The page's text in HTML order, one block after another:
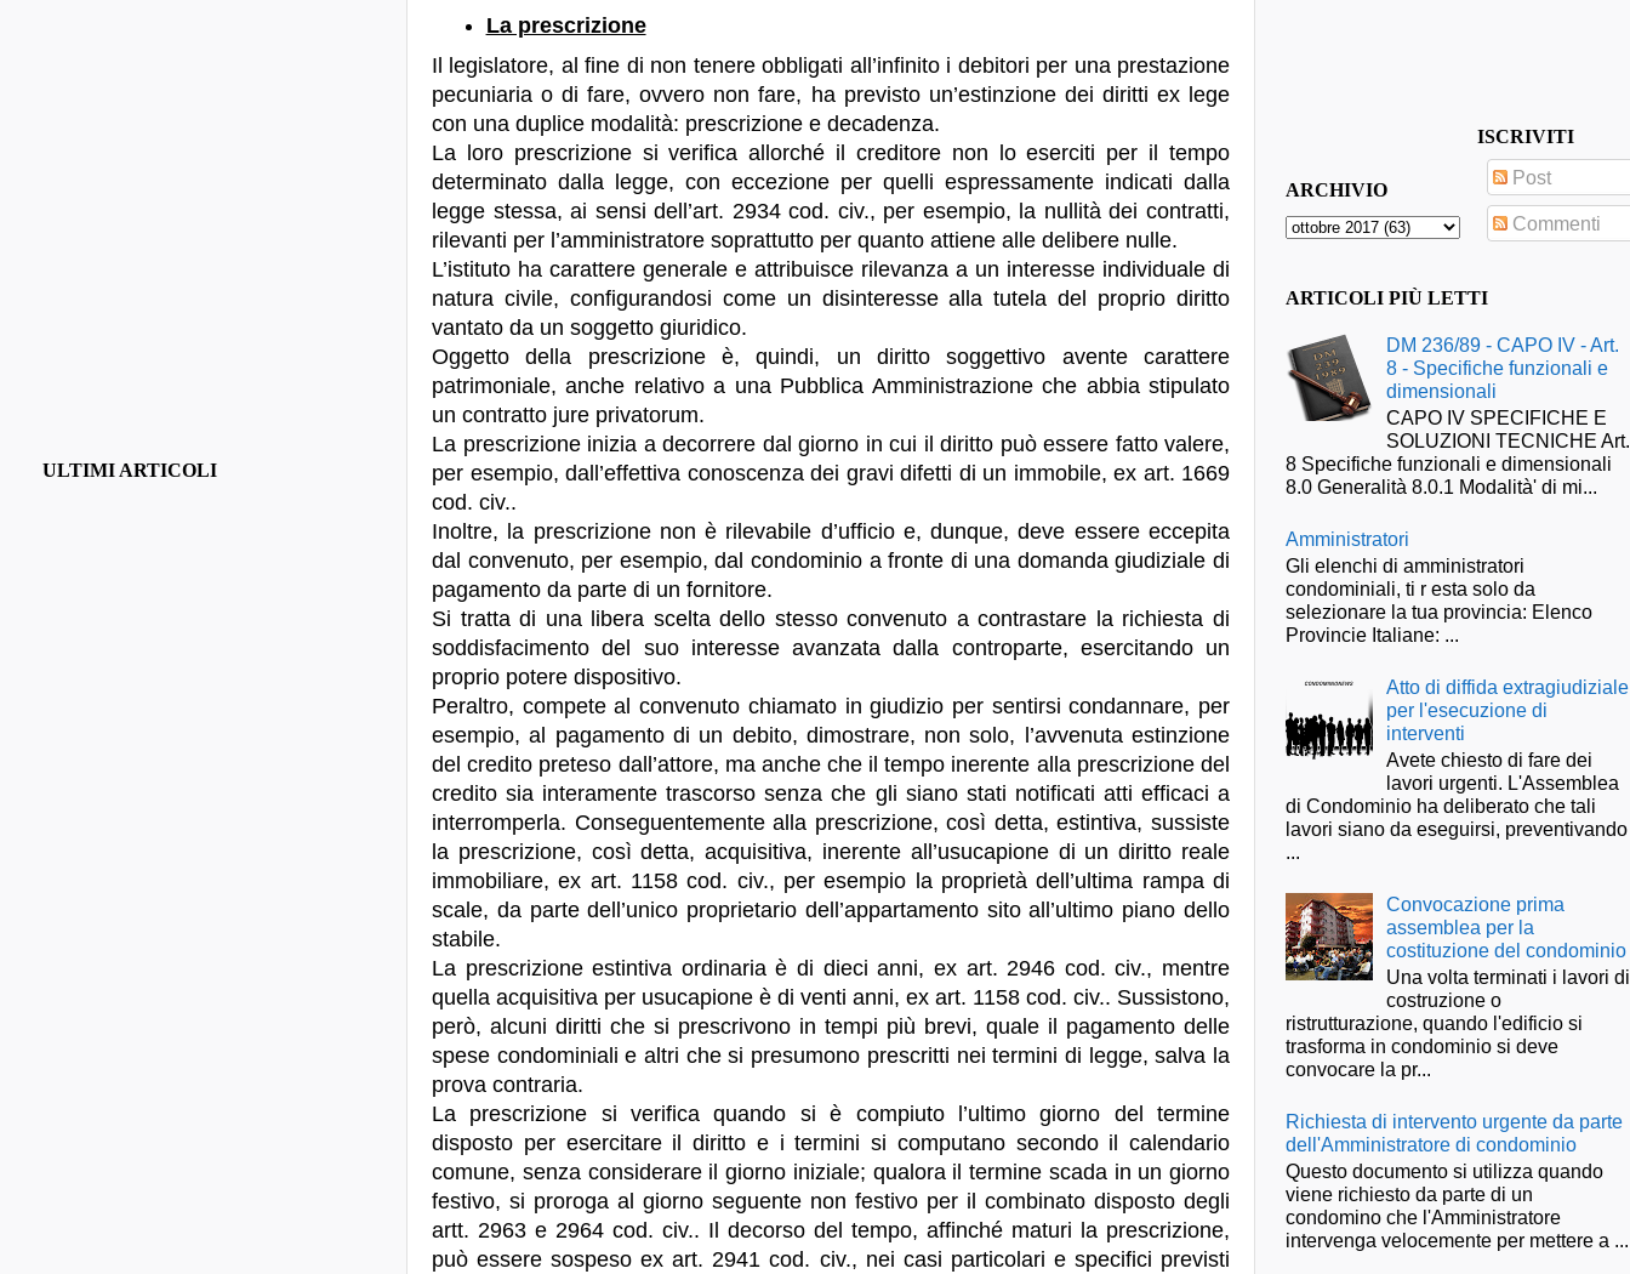
La prescrizione
Il legislatore, al fine di non tenere obbligati all’infinito i debitori per una prestazione
pecuniaria o di fare, ovvero non fare, ha previsto un’estinzione dei diritti ex lege
con una duplice modalità: prescrizione e decadenza.
La loro prescrizione si verifica allorché il creditore non lo eserciti per il tempo
determinato dalla legge, con eccezione per quelli espressamente indicati dalla
legge stessa, ai sensi dell’art. 2934 cod. civ., per esempio, la nullità dei contratti,
rilevanti per l’amministratore soprattutto per quanto attiene alle delibere nulle.
L’istituto ha carattere generale e attribuisce rilevanza a un interesse individuale di
natura civile, configurandosi come un disinteresse alla tutela del proprio diritto
vantato da un soggetto giuridico.
Oggetto della prescrizione è, quindi, un diritto soggettivo avente carattere
patrimoniale, anche relativo a una Pubblica Amministrazione che abbia stipulato
un contratto jure privatorum.
La prescrizione inizia a decorrere dal giorno in cui il diritto può essere fatto valere,
per esempio, dall’effettiva conoscenza dei gravi difetti di un immobile, ex art. 1669
cod. civ..
Inoltre, la prescrizione non è rilevabile d’ufficio e, dunque, deve essere eccepita
dal convenuto, per esempio, dal condominio a fronte di una domanda giudiziale di
pagamento da parte di un fornitore.
Si tratta di una libera scelta dello stesso convenuto a contrastare la richiesta di
soddisfacimento del suo interesse avanzata dalla controparte, esercitando un
proprio potere dispositivo.
Peraltro, compete al convenuto chiamato in giudizio per sentirsi condannare, per
esempio, al pagamento di un debito, dimostrare, non solo, l’avvenuta estinzione
del credito preteso dall’attore, ma anche che il tempo inerente alla prescrizione del
credito sia interamente trascorso senza che gli siano stati notificati atti efficaci a
interromperla. Conseguentemente alla prescrizione, così detta, estintiva, sussiste
la prescrizione, così detta, acquisitiva, inerente all’usucapione di un diritto reale
immobiliare, ex art. 1158 cod. civ., per esempio la proprietà dell’ultima rampa di
scale, da parte dell’unico proprietario dell’appartamento sito all’ultimo piano dello
stabile.
La prescrizione estintiva ordinaria è di dieci anni, ex art. 2946 cod. civ., mentre
quella acquisitiva per usucapione è di venti anni, ex art. 1158 cod. civ.. Sussistono,
però, alcuni diritti che si prescrivono in tempi più brevi, quale il pagamento delle
spese condominiali e altri che si presumono prescritti nei termini di legge, salva la
prova contraria.
La prescrizione si verifica quando si è compiuto l’ultimo giorno del termine
disposto per esercitare il diritto e i termini si computano secondo il calendario
comune, senza considerare il giorno iniziale; qualora il termine scada in un giorno
festivo, si proroga al giorno seguente non festivo per il combinato disposto degli
artt. 2963 e 2964 cod. civ.. Il decorso del tempo, affinché maturi la prescrizione,
può essere sospeso ex art. 2941 cod. civ., nei casi particolari e specifici previsti
ULTIMI ARTICOLI
ARCHIVIO
ISCRIVITI
Post
Commenti
ARTICOLI PIÙ LETTI
DM 236/89 - CAPO IV - Art.
8 - Specifiche funzionali e
dimensionali
CAPO IV SPECIFICHE E
SOLUZIONI TECNICHE Art.
8 Specifiche funzionali e dimensionali
8.0 Generalità 8.0.1 Modalità' di mi...
Amministratori
Gli elenchi di amministratori
condominiali, ti r esta solo da
selezionare la tua provincia: Elenco
Provincie Italiane: ...
Atto di diffida extragiudiziale
per l'esecuzione di
interventi
Avete chiesto di fare dei
lavori urgenti. L'Assemblea
di Condominio ha deliberato che tali
lavori siano da eseguirsi, preventivando
...
Convocazione prima
assemblea per la
costituzione del condominio
Una volta terminati i lavori di
costruzione o
ristrutturazione, quando l'edificio si
trasforma in condominio si deve
convocare la pr...
Richiesta di intervento urgente da parte
dell'Amministratore di condominio
Questo documento si utilizza quando
viene richiesto da parte di un
condomino che l'Amministratore
intervenga velocemente per mettere a ...